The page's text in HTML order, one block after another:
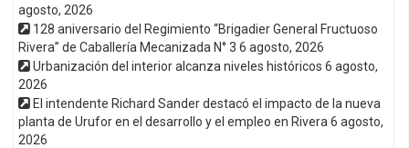
agosto, 2026
128 aniversario del Regimiento “Brigadier General Fructuoso
Rivera” de Caballería Mecanizada N° 3 6 agosto, 2026
Urbanización del interior alcanza niveles históricos 6 agosto,
2026
El intendente Richard Sander destacó el impacto de la nueva
planta de Urufor en el desarrollo y el empleo en Rivera 6 agosto,
2026